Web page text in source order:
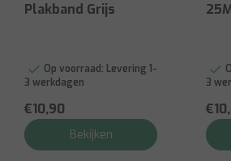
Plakband Grijs
Op voorraad: Levering 1-
3 werkdagen
€10,90
Bekijken
3